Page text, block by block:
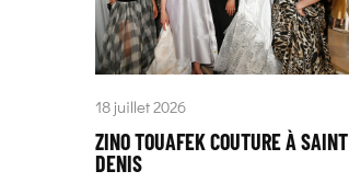
18 juillet 2026
ZINO TOUAFEK COUTURE À SAINT
DENIS